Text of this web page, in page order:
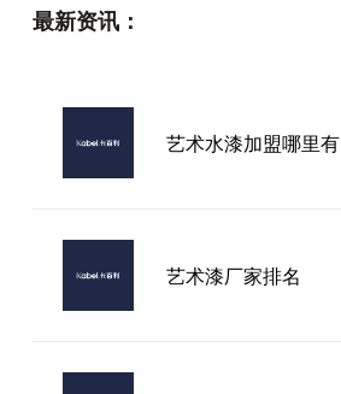
最新资讯：
艺术水漆加盟哪里有
艺术漆厂家排名